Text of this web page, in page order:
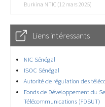
Burkina NTIC (12 mars 2025)
Liens intéressants
NIC Sénégal
ISOC Sénégal
Autorité de régulation des
Fonds de Développement du
Télécommunications (FDSUT)